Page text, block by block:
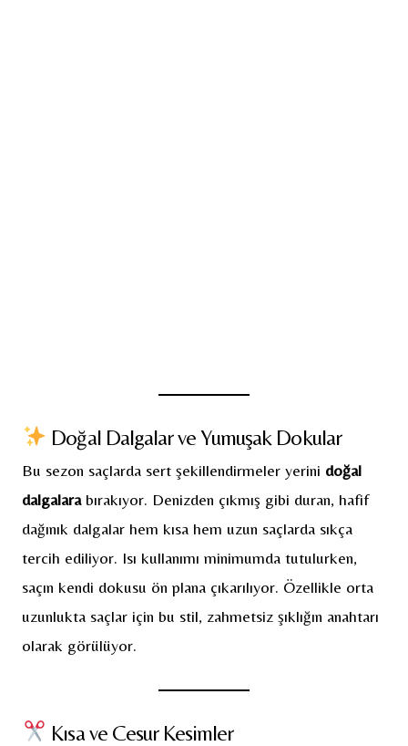
Doğal Dalgalar ve Yumuşak Dokular
Bu sezon saçlarda sert şekillendirmeler yerini doğal
dalgalarabırakıyor. Denizden çıkmış gibi duran, hafif
dağınık dalgalar hem kısa hem uzun saçlarda sıkça
tercih ediliyor. Isı kullanımı minimumda tutulurken,
saçın kendi dokusu ön plana çıkarılıyor. Özellikle orta
uzunlukta saçlar için bu stil, zahmetsiz şıklığın anahtarı
olarak görülüyor.
Kısa ve Cesur Kesimler